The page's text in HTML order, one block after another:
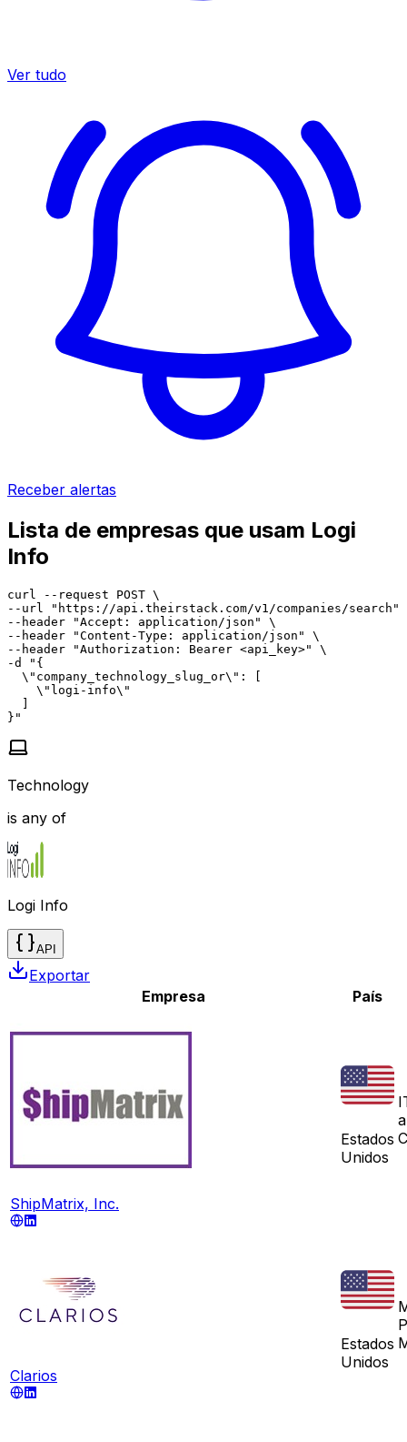
Ver tudo
Receber alertas
Lista de empresas que usam Logi
Info
curl --request POST \
--url "https://api.theirstack.com/v1/companies/search"
--header "Accept: application/json" \
--header "Content-Type: application/json" \
--header "Authorization: Bearer <api_key>" \
-d "{
  \"company_technology_slug_or\": [
    \"logi-info\"
  ]
}"
Technology
is any of
Logi Info
API
Exportar
Empresa
País
ShipMatrix, Inc.
Estados
Unidos
Clarios
Estados
Unidos